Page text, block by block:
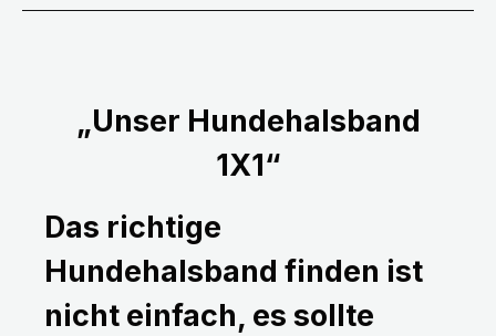
„Unser Hundehalsband
1X1“
Das richtige
Hundehalsband finden ist
nicht einfach, es sollte